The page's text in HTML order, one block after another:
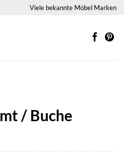
Viele bekannte Möbel Marken
/ Buche